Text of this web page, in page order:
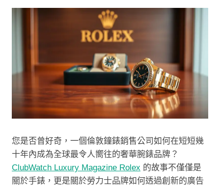
您是否曾好奇，一個倫敦鐘錶銷售公司如何在短短幾
十年內成為全球最令人嚮往的奢華腕錶品牌？
ClubWatch Luxury Magazine Rolex 的故事不僅僅是
關於手錶，更是關於勞力士品牌如何透過創新的廣告